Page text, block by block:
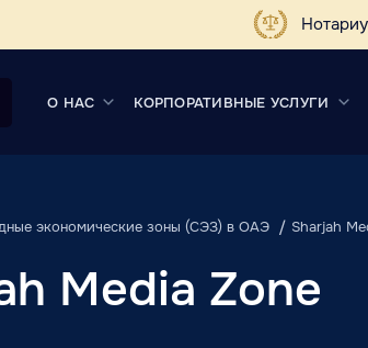
О НАС КОРПОРАТИВНЫЕ УСЛУГИ
экономические зоны (СЭЗ) в ОАЭ Sharjah
Media Zone